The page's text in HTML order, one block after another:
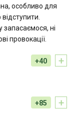
особливо для
ні
провокації.
+
+40
+
+85